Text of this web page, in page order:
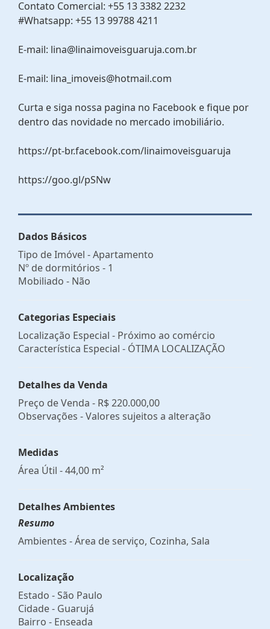
Contato Comercial: +55 13 3382 2232
#Whatsapp: +55 13 99788 4211
E-mail: lina@linaimoveisguaruja.com.br
E-mail: lina_imoveis@hotmail.com
Curta e siga nossa pagina no Facebook e fique por
dentro das novidade no mercado imobiliário.
https://pt-br.facebook.com/linaimoveisguaruja
https://goo.gl/pSNw
Dados Básicos
Tipo de Imóvel - Apartamento
Nº de dormitórios - 1
Mobiliado - Não
Categorias Especiais
Localização Especial - Próximo ao comércio
Característica Especial - ÓTIMA LOCALIZAÇÃO
Detalhes da Venda
Preço de Venda - R$ 220.000,00
Observações - Valores sujeitos a alteração
Medidas
Área Útil - 44,00 m²
Detalhes Ambientes
Resumo
Ambientes - Área de serviço, Cozinha, Sala
Localização
Estado -São Paulo
Cidade - Guarujá
Bairro - Enseada